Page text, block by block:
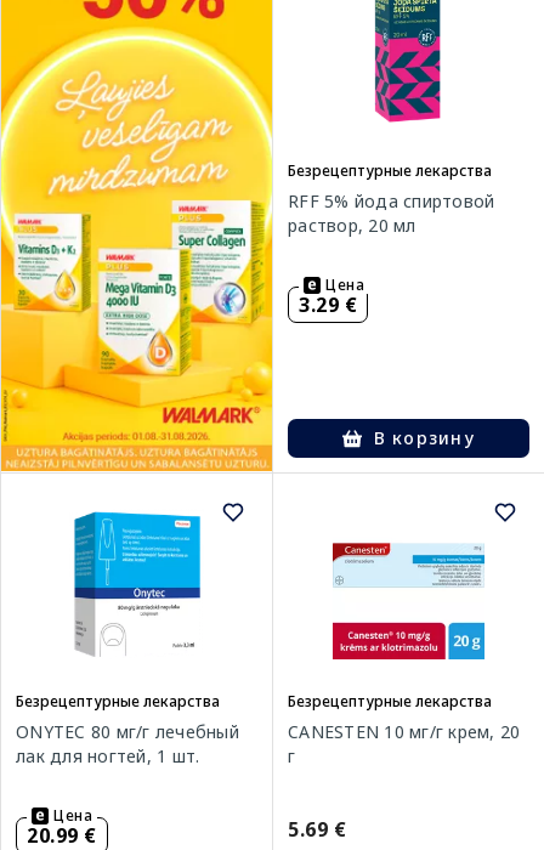
Безрецептурные лекарства
RFF 5% йода спиртовой
раствор, 20 мл
Цена
3.29 €
В корзину
Безрецептурные лекарства
ONYTEC 80 мг/г лечебный
лак для ногтей, 1 шт.
Цена
20.99 €
Безрецептурные лекарства
CANESTEN 10 мг/г крем, 20
г
5.69 €